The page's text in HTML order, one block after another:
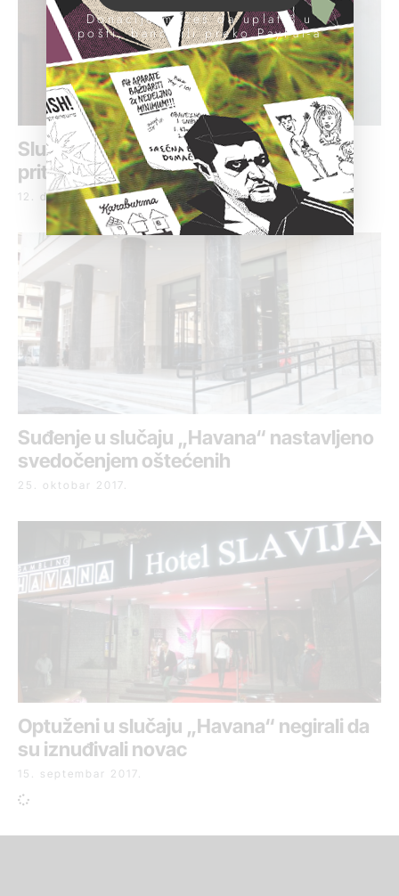
Slučaj „Havana“: Optuženi pušteni iz
pritvora
12. decembar 2017.
Suđenje u slučaju „Havana“ nastavljeno
svedočenjem oštećenih
25. oktobar 2017.
Optuženi u slučaju „Havana“ negirali da
su iznuđivali novac
15. septembar 2017.
Donacije možeš da uplatiš u
pošti, banci ili preko PayPal-a